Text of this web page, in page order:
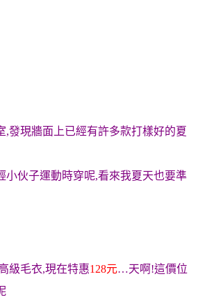
,發現牆面上已經有許多款打樣好的夏
小伙子運動時穿呢,看來我夏天也要準
級毛衣,現在特惠128元…天啊!這價位